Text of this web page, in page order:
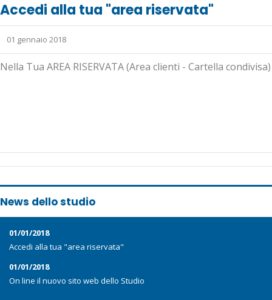
Accedi alla tua "area riservata"
01 gennaio 2018
Nella Tua AREA RISERVATA (Area clienti - Cartella
News dello studio
01/01/2018
Accedi alla tua "area riservata"
01/01/2018
On line il nuovo sito web dello Studio